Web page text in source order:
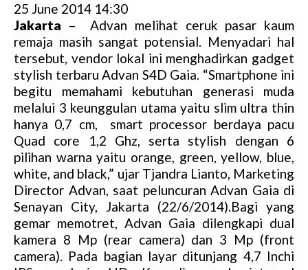
25 June 2014 14:30
Jakarta – Advan melihat ceruk pasar kaum
remaja masih sangat potensial. Menyadari hal
tersebut, vendor lokal ini menghadirkan gadget
stylish terbaru Advan S4D Gaia. “Smartphone ini
begitu memahami kebutuhan generasi muda
melalui 3 keunggulan utama yaitu slim ultra thin
hanya 0,7 cm, smart processor berdaya pacu
Quad core 1,2 Ghz, serta stylish dengan 6
pilihan warna yaitu orange, green, yellow, blue,
white, and black,” ujar Tjandra Lianto, Marketing
Director Advan, saat peluncuran Advan Gaia di
Senayan City, Jakarta (22/6/2014).Bagi yang
gemar memotret, Advan Gaia dilengkapi dual
kamera 8 Mp (rear camera) dan 3 Mp (front
camera). Pada bagian layar ditunjang 4,7 Inchi